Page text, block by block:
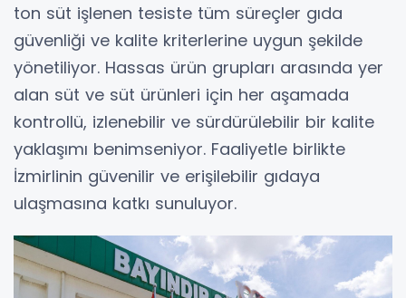
ton süt işlenen tesiste tüm süreçler gıda
güvenliği ve kalite kriterlerine uygun şekilde
yönetiliyor. Hassas ürün grupları arasında yer
alan süt ve süt ürünleri için her aşamada
kontrollü, izlenebilir ve sürdürülebilir bir kalite
yaklaşımı benimseniyor. Faaliyetle birlikte
İzmirlinin güvenilir ve erişilebilir gıdaya
ulaşmasına katkı sunuluyor.